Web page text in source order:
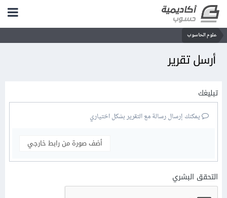
علوم الحاسوب
أرسل تقرير
تبليغك
يمكنك إرسال رسالة مع التقرير بشكل اختياري
أضف صورة من رابط خارجي
التحقق البشري